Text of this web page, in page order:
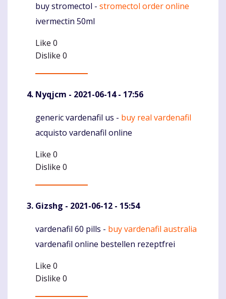
Komentaras
buy stromectol - stromectol order online
ivermectin 50ml
Like 0
Dislike 0
Nyqjcm - 2021-06-14 - 17:56
Komentaras
generic vardenafil us - buy real vardenafil
acquisto vardenafil online
Like 0
Dislike 0
Gizshg - 2021-06-12 - 15:54
Komentaras
vardenafil 60 pills - buy vardenafil australia
vardenafil online bestellen rezeptfrei
Like 0
Dislike 0